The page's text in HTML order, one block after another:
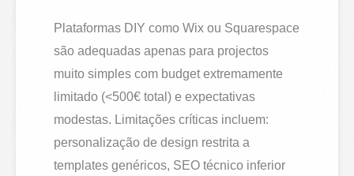
Plataformas DIY como Wix ou Squarespace
são adequadas apenas para projectos
muito simples com budget extremamente
limitado (<500€ total) e expectativas
modestas. Limitações críticas incluem:
personalização de design restrita a
templates genéricos, SEO técnico inferior